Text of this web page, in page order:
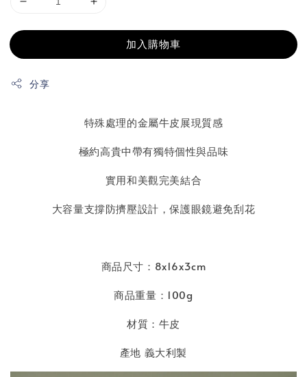
加入購物車
分享
特殊處理的金屬牛皮展現質感
極約高貴中帶有獨特個性與品味
實用和美觀完美結合
大容量支撐防擠壓設計，保護眼鏡避免刮花
商品尺寸：8x16x3cm
商品重量：100g
材質：牛皮
產地 義大利製